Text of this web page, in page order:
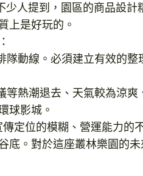
人提到，園區的商品設
上是好玩的。
動線。必須建立有效的
熱潮退去、天氣較為涼
球影城。
定位的模糊、營運能力
底。對於這座叢林樂園的